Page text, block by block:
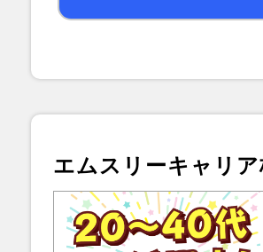
エムスリーキャリ